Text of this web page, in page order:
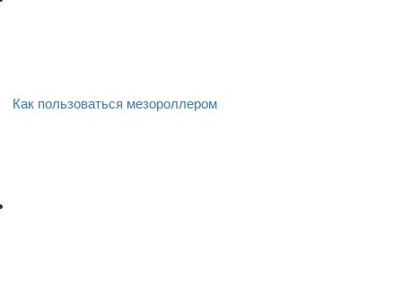
Как пользоваться мезороллером